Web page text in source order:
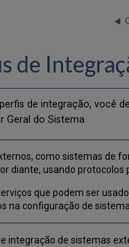
de
de integração, você
Geral do Sistema
como sistemas de
diante, usando
que podem ser
na configuração de
integração de sistemas